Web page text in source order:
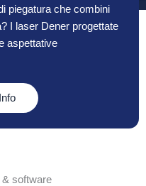
piegatura che combini
I laser Dener progettate
aspettative
& software